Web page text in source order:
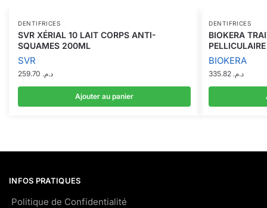
DENTIFRICES
SVR XÉRIAL 10 LAIT CORPS ANTI-
SQUAMES 200ML
SVR
د.م.
Ajouter au panier
DENTIFRICES
BIOKERA
BIOKERA
د.م.
INFOS PRATIQUES
Politique de Confidentialité